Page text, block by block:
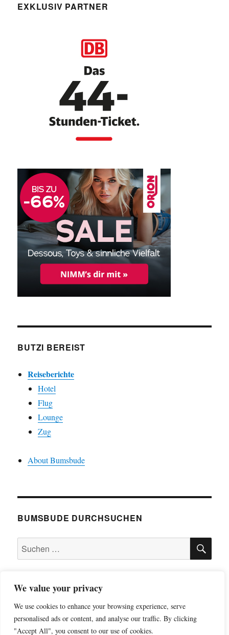
We value your privacy
We use cookies to enhance your browsing experience, serve
personalised ads or content, and analyse our traffic. By clicking
"Accept All", you consent to our use of cookies.
EXKLUSIV PARTNER
BUTZI BEREIST
Reiseberichte
Hotel
Flug
Lounge
Zug
About Bumsbude
BUMSBUDE DURCHSUCHEN
Suche
nach:
impressum
datenschutzerklärung